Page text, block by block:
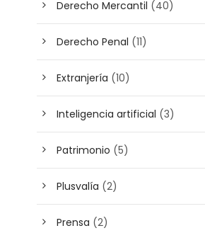
Derecho Mercantil (40)
Derecho Penal (11)
Extranjería (10)
Inteligencia artificial (3)
Patrimonio (5)
Plusvalía (2)
Prensa (2)